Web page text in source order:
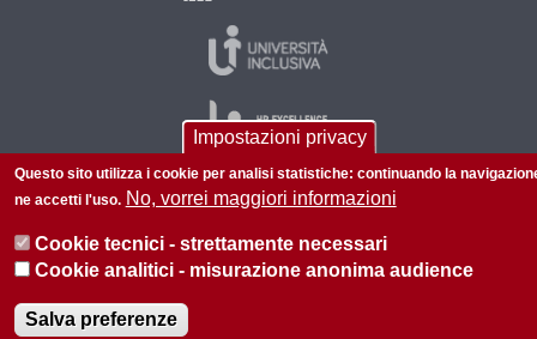
P.I. 00742430283 C.F. 80006480281
Amministrazione trasparente
Impostazioni privacy
Questo sito utilizza i cookie per analisi statistiche: continuando la
ne accetti l'uso. No, vorrei maggiori informazioni
Cookie tecnici - strettamente necessari
Cookie analitici - misurazione anonima audience
Salva preferenze